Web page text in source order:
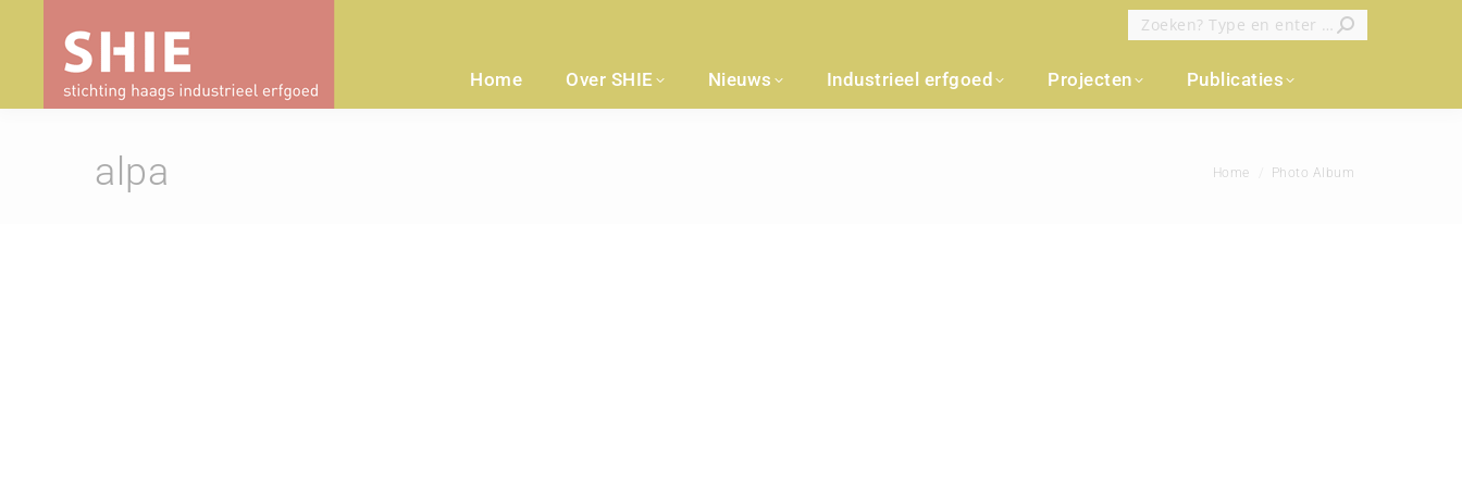
Zoeken:
Home Over SHIE Nieuws Industrieel erfgoed Projecten Publicaties
alpa Je bent hier:
Home Photo Album